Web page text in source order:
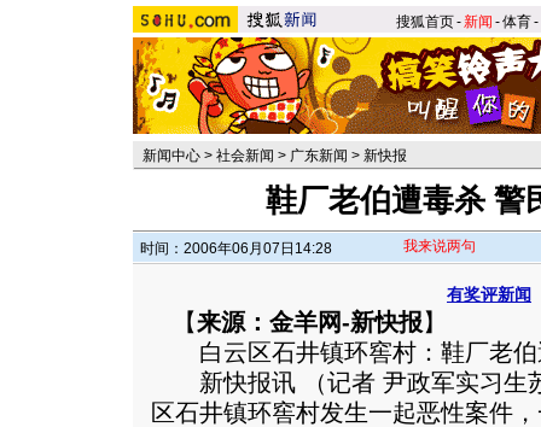
搜狐首页-新闻 -体育-
新闻中心 > 社会新闻 > 广东新闻 > 新快报
鞋厂老伯遭毒杀 警
时间：2006年06月07日14:28 我来说两句
有奖评新闻
【来源：金羊网-新快报】
白云区石井镇环窖村：鞋厂老伯
新快报讯 （记者 尹政军实习生
区石井镇环窖村发生一起恶性案件